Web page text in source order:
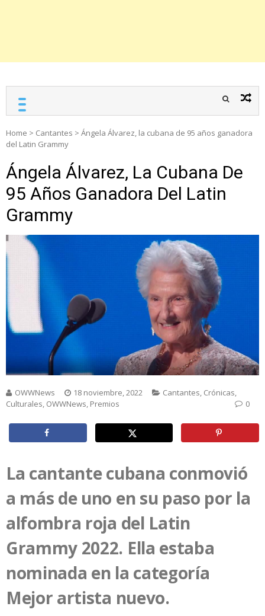
Home > Cantantes > Ángela Álvarez, la cubana de 95 años ganadora
del Latin Grammy
Ángela Álvarez, La Cubana De
95 Años Ganadora Del Latin
Grammy
OWWNews 18 noviembre, 2022 Cantantes, Crónicas,
Culturales, OWWNews, Premios 0
La cantante cubana conmovió
a más de uno en su paso por la
alfombra roja del Latin
Grammy 2022. Ella estaba
nominada en la categoría
Mejor artista nuevo.